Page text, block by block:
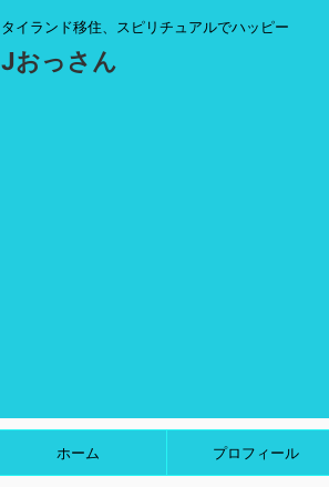
タイランド移住、スピリチュアルでハッピー
Jおっさん
ホーム プロフィール